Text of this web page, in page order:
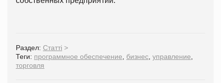
Раздел: Статті >
Теги: программное обеспечение бизнес управление
торговля